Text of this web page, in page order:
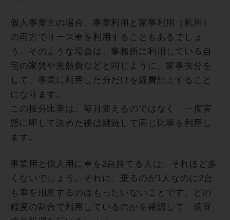
個人事業主の場合、事業利用と家事利用（私用）
の両方でリース車を利用することもあるでしょ
う。そのような場合は、事務所に利用している自
宅の家賃や光熱費などと同じように、家事按分を
して、事業に利用した分だけを経費計上すること
になります。
この按分比率は、毎月変えるのではなく、一度実
態に即して決めた後は継続して同じ比率を利用し
ます。
事業用と個人用に車を2台持てる人は、それほど多
くないでしょう。それに、乗るのが1人なのに2台
も車を用意するのはもったいないことです。どの
程度の割合で利用しているのかを確認して、適宜